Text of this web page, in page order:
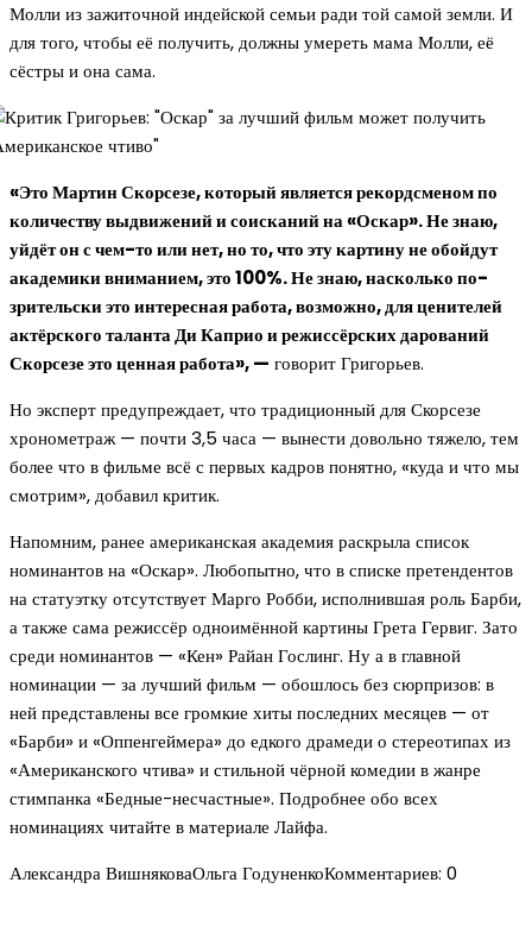
Молли из зажиточной индейской семьи ради той самой земли. И
для того, чтобы её получить, должны умереть мама Молли, её
сёстры и она сама.
«Это Мартин Скорсезе, который является рекордсменом по
количеству выдвижений и соисканий на «Оскар». Не знаю,
уйдёт он с чем-то или нет, но то, что эту картину не обойдут
академики вниманием, это 100%. Не знаю, насколько по-
зрительски это интересная работа, возможно, для ценителей
актёрского таланта Ди Каприо и режиссёрских дарований
Скорсезе это ценная работа», — говорит Григорьев.
Но эксперт предупреждает, что традиционный для Скорсезе
хронометраж — почти 3,5 часа — вынести довольно тяжело, тем
более что в фильме всё с первых кадров понятно, «куда и что мы
смотрим», добавил критик.
Напомним, ранее американская академия раскрыла список
номинантов на «Оскар». Любопытно, что в списке претендентов
на статуэтку отсутствует Марго Робби, исполнившая роль Барби,
а также сама режиссёр одноимённой картины Грета Гервиг. Зато
среди номинантов — «Кен» Райан Гослинг. Ну а в главной
номинации — за лучший фильм — обошлось без сюрпризов: в
ней представлены все громкие хиты последних месяцев — от
«Барби» и «Оппенгеймера» до едкого драмеди о стереотипах из
«Американского чтива» и стильной чёрной комедии в жанре
стимпанка «Бедные-несчастные». Подробнее обо всех
номинациях читайте в материале Лайфа.
Александра ВишняковаОльга ГодуненкоКомментариев: 0